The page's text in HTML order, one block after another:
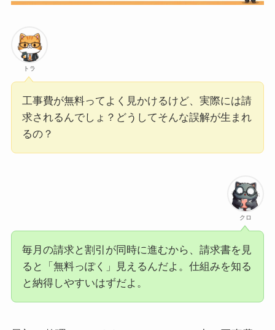
トラ
工事費が無料ってよく見かけるけど、実際には請
求されるんでしょ？どうしてそんな誤解が生まれ
るの？
クロ
毎月の請求と割引が同時に進むから、請求書を見
ると「無料っぽく」見えるんだよ。仕組みを知る
と納得しやすいはずだよ。